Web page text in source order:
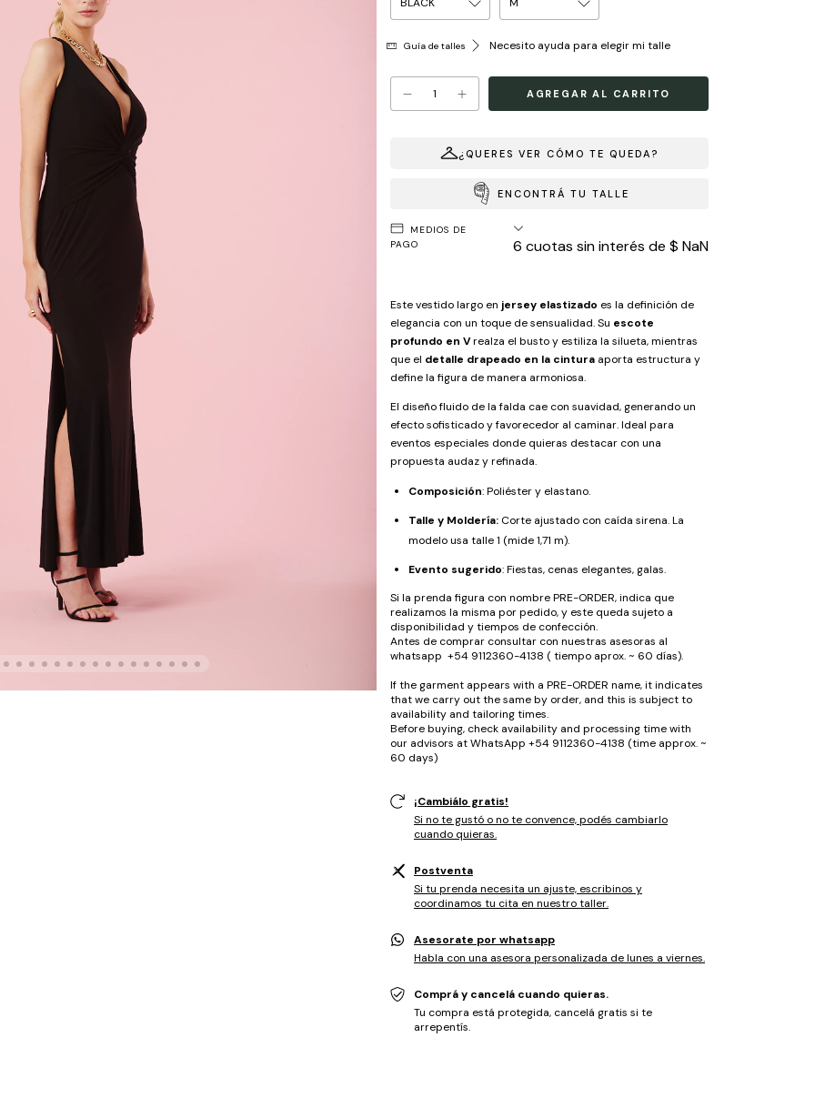
Guía de talles Necesito ayuda para elegir mi talle
¿QUERES VER CÓMO TE QUEDA?
ENCONTRÁ TU TALLE
MEDIOS DE
PAGO
6 cuotas sin interés de $ NaN
Este vestido largo en jersey elastizado es la definición de
elegancia con un toque de sensualidad. Su escote
profundo en Vrealza el busto y estiliza la silueta, mientras
que el detalle drapeado en la cintura aporta estructura y
define la figura de manera armoniosa.
El diseño fluido de la falda cae con suavidad, generando un
efecto sofisticado y favorecedor al caminar. Ideal para
eventos especiales donde quieras destacar con una
propuesta audaz y refinada.
Composición: Poliéster y elastano.
Talle y Moldería: Corte ajustado con caída sirena. La
modelo usa talle 1 (mide 1,71 m).
Evento sugerido: Fiestas, cenas elegantes, galas.
Si la prenda figura con nombre PRE-ORDER, indica que
realizamos la misma por pedido, y este queda sujeto a
disponibilidad y tiempos de confección.
Antes de comprar consultar con nuestras asesoras al
whatsapp +54 9112360-4138 ( tiempo aprox. ~ 60 días).
If the garment appears with a PRE-ORDER name, it indicates
that we carry out the same by order, and this is subject to
availability and tailoring times.
Before buying, check availability and processing time with
our advisors at WhatsApp +54 9112360-4138 (time approx. ~
60 days)
¡Cambiálo gratis!
Si no te gustó o no te convence, podés cambiarlo
cuando quieras.
Postventa
Si tu prenda necesita un ajuste, escribinos y
coordinamos tu cita en nuestro taller.
Asesorate por whatsapp
Habla con una asesora personalizada de lunes a viernes.
Comprá y cancelá cuando quieras.
Tu compra está protegida, cancelá gratis si te
arrepentís.